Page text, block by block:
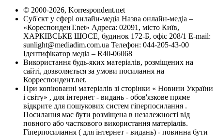
© 2000-2026, Korrespondent.net
Суб'єкт у сфері онлайн-медіа Назва онлайн-медіа –
«КореспонденТ.net» Адреса: 02091, місто Київ,
ХАРКІВСЬКЕ ШОСЕ, будинок 172-Б, офіс 208/1 E-mail:
sunlight@mediadim.com.ua Телефон: 044-205-43-00
Ідентифікатор медіа – R40-06068
Використання будь-яких матеріалів, розміщених на
сайті, дозволяється за умови посилання на
Корреспондент.net.
При копіюванні матеріалів зі сторінки « Новини України
і світу» , для інтернет - видань - обов'язкове пряме
відкрите для пошукових систем гіперпосилання .
Посилання має бути розміщена в незалежності від
повного або часткового використання матеріалів.
Гіперпосилання ( для інтернет - видань) - повинна бути